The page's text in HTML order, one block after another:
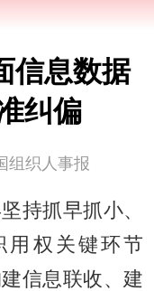
信息数据
纠偏
组织人事报
持抓早抓小、
用权关键环节
信息联收、建